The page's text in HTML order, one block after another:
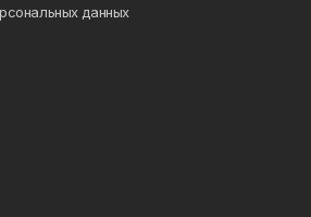
данных